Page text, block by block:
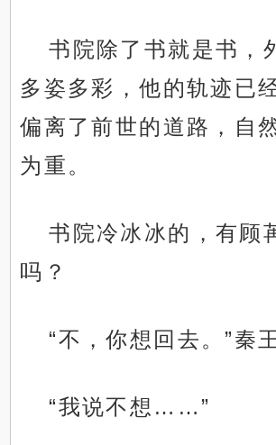
书院除了书就是书，
多姿多彩，他的轨迹已
偏离了前世的道路，自
为重。
书院冷冰冰的，有顾
吗？
“不，你想回去。”秦
“我说不想……”